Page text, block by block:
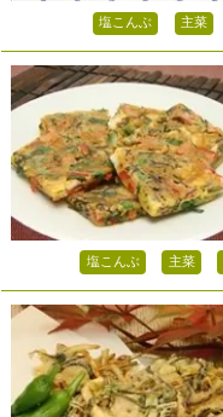
塩こんぶ 主菜
塩こんぶ 主菜